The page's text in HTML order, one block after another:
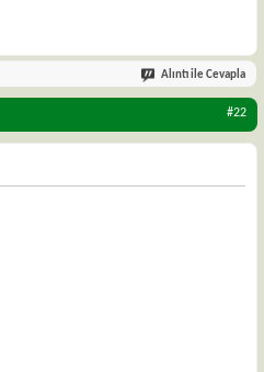
Alıntı ile Cevapla
#22